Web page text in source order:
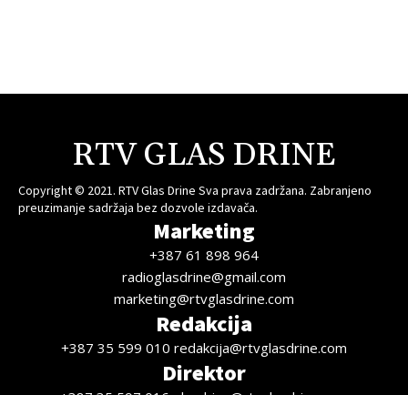
RTV GLAS DRINE
Copyright © 2021. RTV Glas Drine Sva prava zadržana. Zabranjeno
preuzimanje sadržaja bez dozvole izdavača.
Marketing
+387 61 898 964
radioglasdrine@gmail.com
marketing@rtvglasdrine.com
Redakcija
+387 35 599 010 redakcija@rtvglasdrine.com
Direktor